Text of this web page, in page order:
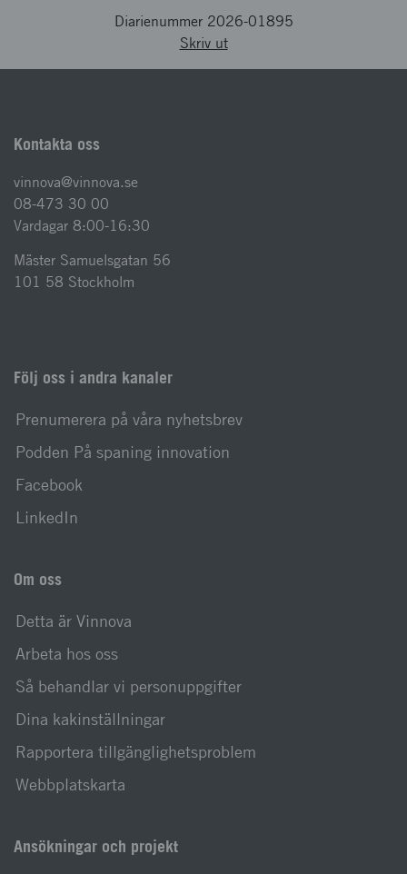
Diarienummer 2026-01895
Skriv ut
Kontakta oss
vinnova@vinnova.se
08-473 30 00
Vardagar 8:00-16:30
Mäster Samuelsgatan 56
101 58 Stockholm
Följ oss i andra kanaler
Prenumerera på våra nyhetsbrev
Podden På spaning innovation
Facebook
LinkedIn
Om oss
Detta är Vinnova
Arbeta hos oss
Så behandlar vi personuppgifter
Dina kakinställningar
Rapportera tillgänglighetsproblem
Webbplatskarta
Ansökningar och projekt